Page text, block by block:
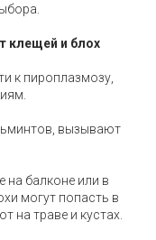
клещей и блох
к пироплазмозу,
вызывают
балконе или в
могут попасть в
на траве и кустах.